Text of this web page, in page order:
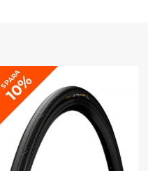
SPARA
10%